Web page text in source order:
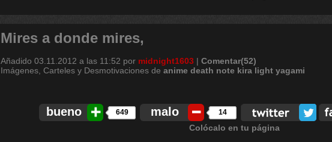
Mires a donde mires,
Añadido 03.11.2012 a las 11:52 por midnight1603 | Comentar(52)
Imágenes, Carteles y Desmotivaciones de anime death note kira light yagami
bueno 649 malo 14
Colócalo en tu página